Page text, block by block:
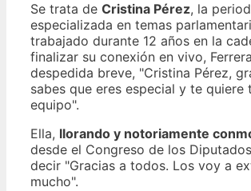
Se trata de Cristina Pérez, la
especializada en temas
trabajado durante 12 años en la
finalizar su conexión en vivo,
despedida breve, "Cristina Pérez,
sabes que eres especial y te quiere
equipo".
Ella, llorando y notoriamente
desde el Congreso de los
decir "Gracias a todos. Los voy a
mucho".